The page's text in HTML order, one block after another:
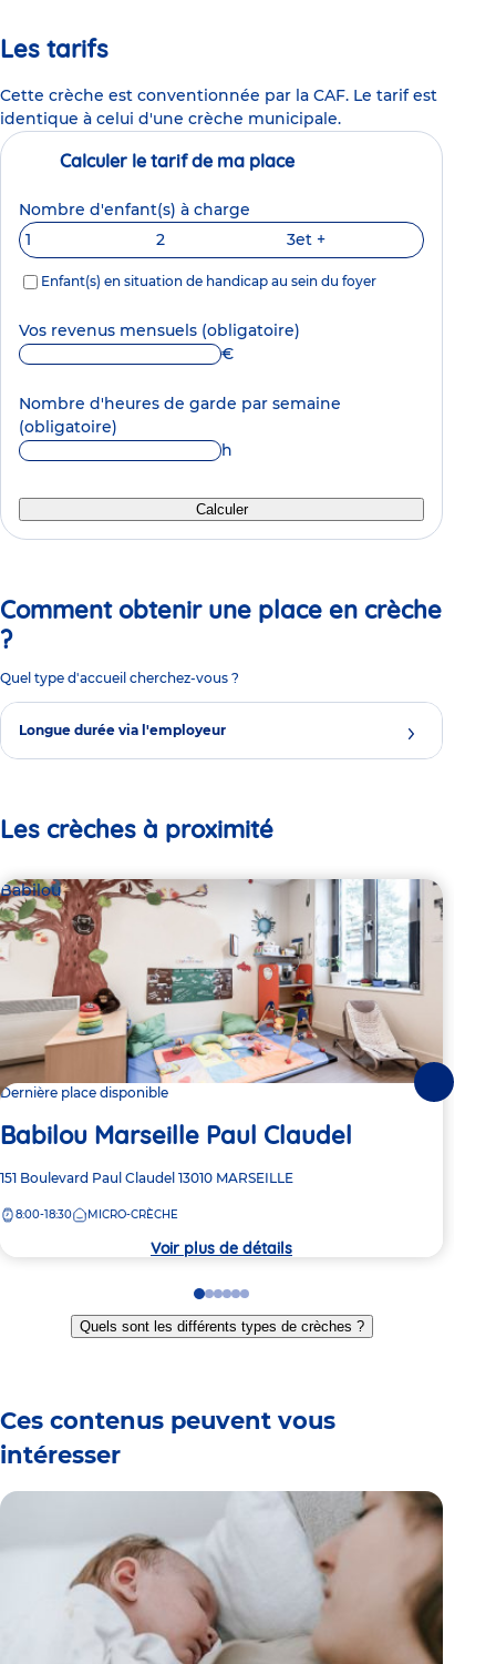
Les tarifs
Cette crèche est conventionnée par la CAF. Le tarif est
identique à celui d'une crèche municipale.
Calculer le tarif de ma place
Nombre d'enfant(s) à charge
1
2 3et +
Enfant(s) en situation de handicap au sein du foyer
Vos revenus mensuels (obligatoire)
€
Nombre d'heures de garde par semaine
(obligatoire)
h
Calculer
Comment obtenir une place en crèche
?
Quel type d'accueil cherchez-vous ?
Longue durée via l'employeur
Les crèches à proximité
Babilou
Dernière place disponible
Babilou Marseille Paul Claudel
Adresse
la
151 Boulevard Paul Claudel 13010 MARSEILLE
8:00-18:30 MICRO-CRÈCHE
Voir plus de détails
Go
to
slide
Go
to
slide
Go
to
slide
Go
to
slide
Go
to
slide
Go
to
slide
Quels sont les différents types de crèches ?
Ces contenus peuvent vous
intéresser